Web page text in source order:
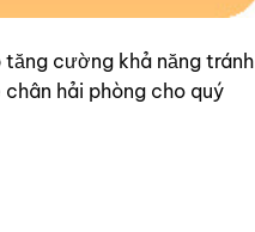
tăng cường khả năng tránh
hải phòng cho quý